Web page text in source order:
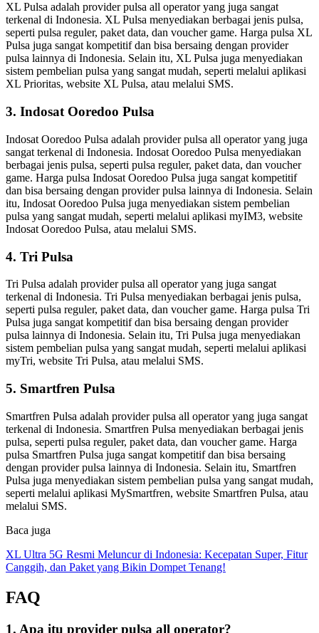
XL Pulsa adalah provider pulsa all operator yang juga sangat
terkenal di Indonesia. XL Pulsa menyediakan berbagai jenis pulsa,
seperti pulsa reguler, paket data, dan voucher game. Harga pulsa XL
Pulsa juga sangat kompetitif dan bisa bersaing dengan provider
pulsa lainnya di Indonesia. Selain itu, XL Pulsa juga menyediakan
sistem pembelian pulsa yang sangat mudah, seperti melalui aplikasi
XL Prioritas, website XL Pulsa, atau melalui SMS.
3. Indosat Ooredoo Pulsa
Indosat Ooredoo Pulsa adalah provider pulsa all operator yang juga
sangat terkenal di Indonesia. Indosat Ooredoo Pulsa menyediakan
berbagai jenis pulsa, seperti pulsa reguler, paket data, dan voucher
game. Harga pulsa Indosat Ooredoo Pulsa juga sangat kompetitif
dan bisa bersaing dengan provider pulsa lainnya di Indonesia. Selain
itu, Indosat Ooredoo Pulsa juga menyediakan sistem pembelian
pulsa yang sangat mudah, seperti melalui aplikasi myIM3, website
Indosat Ooredoo Pulsa, atau melalui SMS.
4. Tri Pulsa
Tri Pulsa adalah provider pulsa all operator yang juga sangat
terkenal di Indonesia. Tri Pulsa menyediakan berbagai jenis pulsa,
seperti pulsa reguler, paket data, dan voucher game. Harga pulsa Tri
Pulsa juga sangat kompetitif dan bisa bersaing dengan provider
pulsa lainnya di Indonesia. Selain itu, Tri Pulsa juga menyediakan
sistem pembelian pulsa yang sangat mudah, seperti melalui aplikasi
myTri, website Tri Pulsa, atau melalui SMS.
5. Smartfren Pulsa
Smartfren Pulsa adalah provider pulsa all operator yang juga sangat
terkenal di Indonesia. Smartfren Pulsa menyediakan berbagai jenis
pulsa, seperti pulsa reguler, paket data, dan voucher game. Harga
pulsa Smartfren Pulsa juga sangat kompetitif dan bisa bersaing
dengan provider pulsa lainnya di Indonesia. Selain itu, Smartfren
Pulsa juga menyediakan sistem pembelian pulsa yang sangat mudah,
seperti melalui aplikasi MySmartfren, website Smartfren Pulsa, atau
melalui SMS.
Baca juga
XL Ultra 5G Resmi Meluncur di Indonesia: Kecepatan Super, Fitur
Canggih, dan Paket yang Bikin Dompet Tenang!
FAQ
1. Apa itu provider pulsa all operator?